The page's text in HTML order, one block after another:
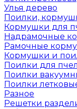
Улья дерево
Поилки,
Кормушки для
Надрамочные
Рамочные
Кормушки и
Поилки для пчел
Поилки
Поилки
Разное
Решетки